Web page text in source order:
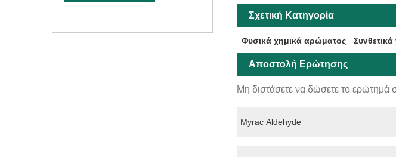
Σχετική Κατηγορία
Φυσικά χημικά αρώματος
Αποστολή Ερώτησης
Μη διστάσετε να δώσετε το